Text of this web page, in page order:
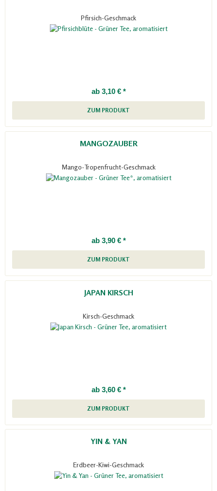
Pfirsich-Geschmack
ab 3,10 € *
ZUM PRODUKT
MANGOZAUBER
Mango-Tropenfrucht-Geschmack
ab 3,90 € *
ZUM PRODUKT
JAPAN KIRSCH
Kirsch-Geschmack
ab 3,60 € *
ZUM PRODUKT
YIN & YAN
Erdbeer-Kiwi-Geschmack